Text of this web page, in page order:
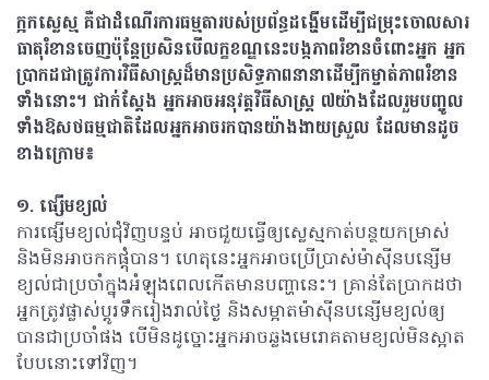
ក្អកស្លេស្ម គឺជាដំណើរការធម្មតារបស់ប្រព័ន្ធដង្ហើមដើម្បីជម្រុះចោលសារ
ធាតុរំខានចេញប៉ុន្តែប្រសិនបើលក្ខខណ្ឌនេះបង្កភាពរំខានចំពោះអ្នក អ្នក
ប្រាកដជាត្រូវការវិធីសាស្ត្រដ៏មានប្រសិទ្ធភាពនានាដើម្បីកម្ចាត់ភាពរំខាន
ទាំងនោះ។ ជាក់ស្តែង អ្នកអាចអនុវត្តវិធីសាស្ត្រ ៧យ៉ាងដែលរួមបញ្ចូល
ទាំងឱសថធម្មជាតិដែលអ្នកអាចរកបានយ៉ាងងាយស្រួល ដែលមានដូច
ខាងក្រោម៖
១. ផ្សើមខ្យល់
ការផ្សើមខ្យល់ជុំវិញបន្ទប់ អាចជួយធ្វើឲ្យស្លេស្មកាត់បន្ថយកម្រាស់
និងមិនអាចកកផ្តុំបាន។ ហេតុនេះអ្នកអាចប្រើប្រាស់ម៉ាស៊ីនបន្សើម
ខ្យល់ជាប្រចាំក្នុងអំឡុងពេលកើតមានបញ្ហានេះ។ គ្រាន់តែប្រាកដថា
អ្នកត្រូវផ្លាស់ប្តូរទឹករៀងរាល់ថ្ងៃ និងសម្អាតម៉ាស៊ីនបន្សើមខ្យល់ឲ្យ
បានជាប្រចាំផង បើមិនដូច្នោះអ្នកអាចឆ្លងមេរោគតាមខ្យល់មិនស្អាត
បែបនោះទៅវិញ។